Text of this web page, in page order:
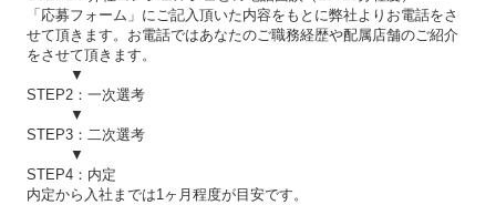
「応募フォーム」にご記入頂いた内容をもとに弊社よりお電話をさ
せて頂きます。お電話ではあなたのご職務経歴や配属店舗のご紹介
をさせて頂きます。
▼
STEP2：一次選考
▼
STEP3：二次選考
▼
STEP4：内定
内定から入社までは1ヶ月程度が目安です。